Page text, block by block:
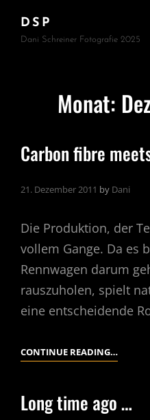
DSP
Dani Schreiner Fotografie 2025
Monat:
Carbon fibre
21. Dezember 2011 by Dani
Die Produktion, der
vollem Gange. Da es
Rennwagen darum
rauszuholen, spielt
eine entscheidende
CONTINUE READING…
Long time ago …